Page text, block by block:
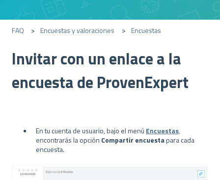
FAQ Encuestas y valoraciones Encuestas
Invitar con un enlace a la
encuesta de ProvenExpert
En tu cuenta de usuario, bajo el menú Encuestas,
encontrarás la opción Compartir encuestapara cada
encuesta.